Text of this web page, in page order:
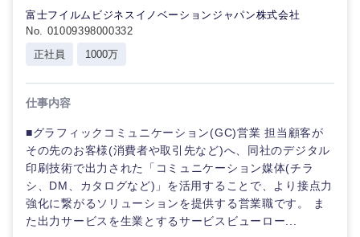
富士フイルムビジネスイノベーションジャパン株式会社
No. 01009398000332
正社員
1000万
仕事内容
■グラフィックコミュニケーション(GC)営業 担当顧客が
その先のお客様(消費者や取引先など)へ、同社のデジタル
印刷技術で出力された「コミュニケーション媒体(チラ
シ、DM、カタログなど)」を活用することで、より接点力
強化に繋がるソリューションを提供する営業職です。 ま
た出力サービスを生業とするサービスビューロー...